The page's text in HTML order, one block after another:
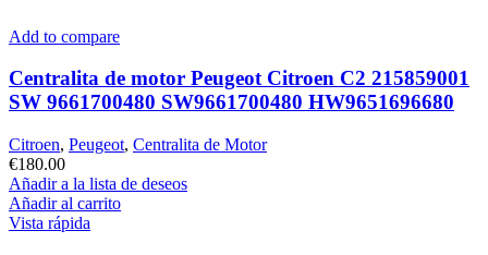
Add to compare
Centralita de motor Peugeot Citroen C2 215859001
SW 9661700480 SW9661700480 HW9651696680
Citroen, Peugeot, Centralita de Motor
€180.00
Añadir a la lista de deseos
Añadir al carrito
Vista rápida